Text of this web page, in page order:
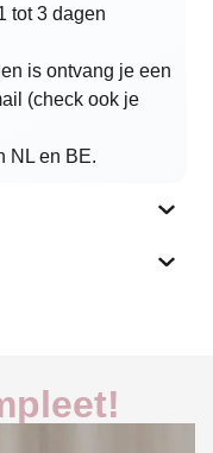
tot 3 dagen
is ontvang je een
(check ook je
NL en BE.